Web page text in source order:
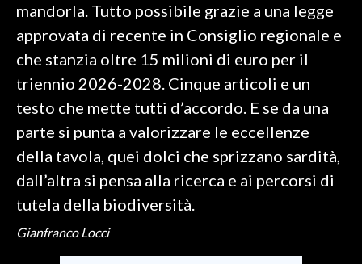
GOSSIP
SALUTE
SARDI NEL MONDO
NOTIZIE
EVENTI
mandorla. Tutto possibile grazie a una legge
approvata di recente in Consiglio regionale e
che stanzia oltre 15 milioni di euro per il
triennio 2026-2028. Cinque articoli e un
testo che mette tutti d’accordo. E se da una
parte si punta a valorizzare le eccellenze
della tavola, quei dolci che sprizzano sardità,
dall’altra si pensa alla ricerca e ai percorsi di
tutela della biodiversità.
Gianfranco Locci